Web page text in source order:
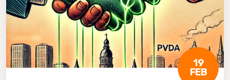
19
FEB